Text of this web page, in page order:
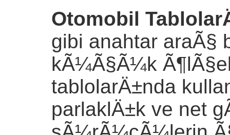
Otomobil
gibi anahtar araÃ§
kÃ¼Ã§Ã¼k
tablolarÄ±nda
parlaklÄ±k ve net